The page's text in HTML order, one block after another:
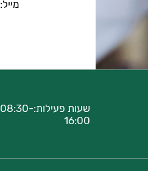
מייל:
שעות פעילות:08:30-
16:00